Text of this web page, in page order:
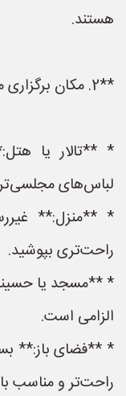
هستند.
**2. مکان برگزاری مراسم:**
* **تالار یا
لباس‌های مجلسی‌تر
* **منزل:**
راحت‌تری بپوشید.
* **مسجد یا
الزامی است.
* **فضای باز:**
راحت‌تر و مناسب